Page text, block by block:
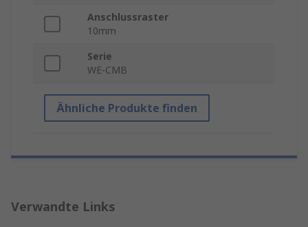
Anschlussraster
10mm
Serie
WE-CMB
Ähnliche Produkte finden
Verwandte Links